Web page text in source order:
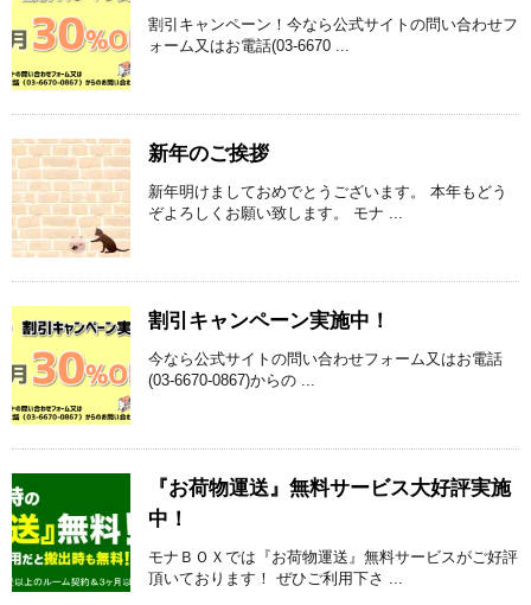
割引キャンペーン！今なら公式サイトの問い合わせフ
ォーム又はお電話(03-6670 ...
新年のご挨拶
新年明けましておめでとうございます。 本年もどう
ぞよろしくお願い致します。 モナ ...
割引キャンペーン実施中！
今なら公式サイトの問い合わせフォーム又はお電話
(03-6670-0867)からの ...
『お荷物運送』無料サービス大好評実施
中！
モナＢＯＸでは『お荷物運送』無料サービスがご好評
頂いております！ ぜひご利用下さ ...